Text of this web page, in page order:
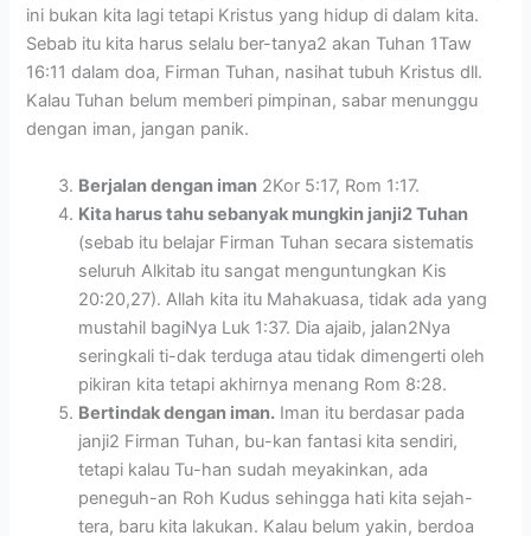
ini bukan kita lagi tetapi Kristus yang hidup di dalam kita.
Sebab itu kita harus selalu ber-tanya2 akan Tuhan 1Taw
16:11 dalam doa, Firman Tuhan, nasihat tubuh Kristus dll.
Kalau Tuhan belum memberi pimpinan, sabar menunggu
dengan iman, jangan panik.
Berjalan dengan iman 2Kor 5:17, Rom 1:17.
Kita harus tahu sebanyak mungkin janji2 Tuhan
(sebab itu belajar Firman Tuhan secara sistematis
seluruh Alkitab itu sangat menguntungkan Kis
20:20,27). Allah kita itu Mahakuasa, tidak ada yang
mustahil bagiNya Luk 1:37. Dia ajaib, jalan2Nya
seringkali ti-dak terduga atau tidak dimengerti oleh
pikiran kita tetapi akhirnya menang Rom 8:28.
Bertindak dengan iman. Iman itu berdasar pada
janji2 Firman Tuhan, bu-kan fantasi kita sendiri,
tetapi kalau Tu-han sudah meyakinkan, ada
peneguh-an Roh Kudus sehingga hati kita sejah-
tera, baru kita lakukan. Kalau belum yakin, berdoa